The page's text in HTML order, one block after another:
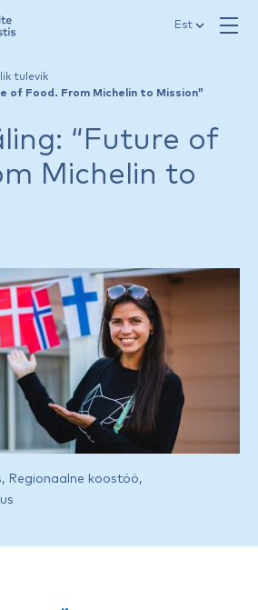
Est
tulevik
of Food. From Michelin to Mission”
“Future of
Michelin to
, Regionaalne koostöö,